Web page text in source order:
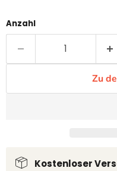
Anzahl
Zu
Kostenloser